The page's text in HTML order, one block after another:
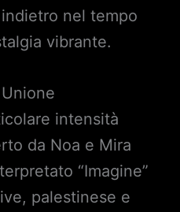
nel tempo
vibrante.
intensità
da Noa e Mira
“Imagine”
palestinese e